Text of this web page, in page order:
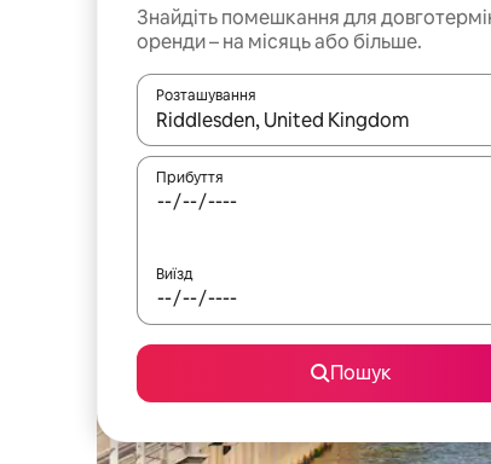
Знайдіть помешкання для
оренди – на місяць або більше.
Розташування
Отримавши результати пошуку,
Прибуття
Виїзд
Пошук